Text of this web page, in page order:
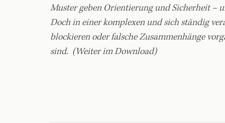
Muster geben Orientierung und Sicherheit –
Doch in einer komplexen und sich ständig
blockieren oder falsche Zusammenhänge
sind. (Weiter im Download)